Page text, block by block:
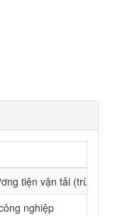
tiện vận tải (trừ ô tô,
nghiệp